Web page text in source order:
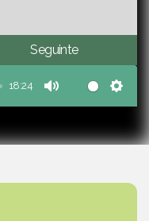
Seguinte
18:24
Mute